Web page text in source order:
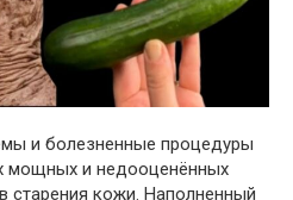
и болезненные процедуры
мощных и недооценённых
старения кожи. Наполненный